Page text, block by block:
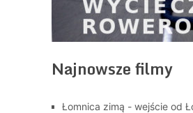
Najnowsze filmy
Łomnica zimą - wejście od